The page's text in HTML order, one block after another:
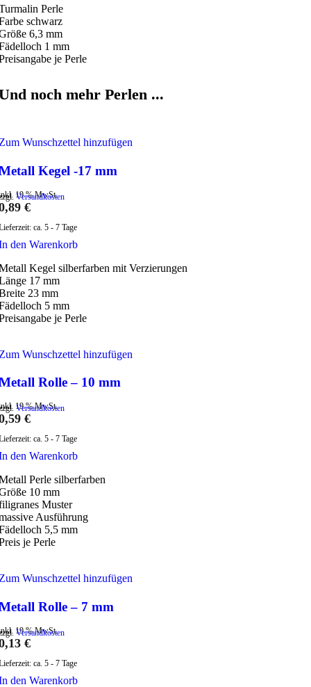
Perle
schwarz
6,3 mm
1 mm
je Perle
noch mehr Perlen ...
Wunschzettel hinzufügen
Kegel -17 mm
19 % MwSt.
Versandkosten
€
ca. 5 - 7 Tage
den Warenkorb
Kegel silberfarben mit Verzierungen
17 mm
23 mm
5 mm
je Perle
Wunschzettel hinzufügen
Rolle – 10 mm
19 % MwSt.
Versandkosten
€
ca. 5 - 7 Tage
den Warenkorb
Perle silberfarben
10 mm
Muster
Ausführung
5,5 mm
je Perle
Wunschzettel hinzufügen
Rolle – 7 mm
19 % MwSt.
Versandkosten
€
ca. 5 - 7 Tage
den Warenkorb